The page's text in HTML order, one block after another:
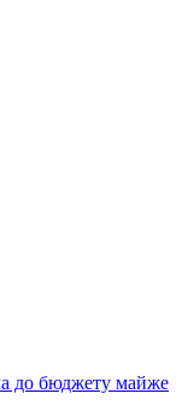
до бюджету майже